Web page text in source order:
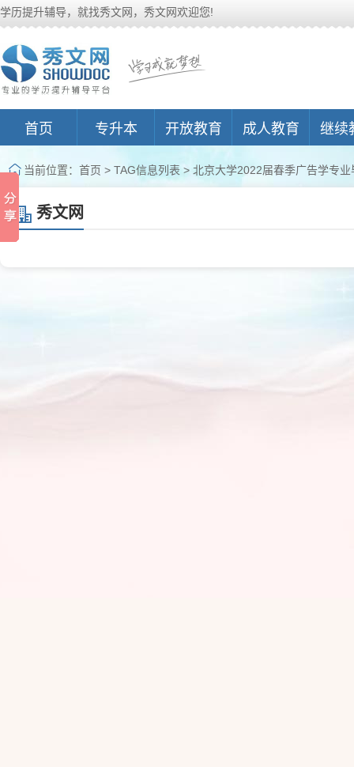
学历提升辅导，就找秀文网，秀文网欢迎您!
首页 专升本 开放教育 成人教育 继续
当前位置： 首页 > TAG信息列表 > 北京大学2022届春季广告学专
秀文网